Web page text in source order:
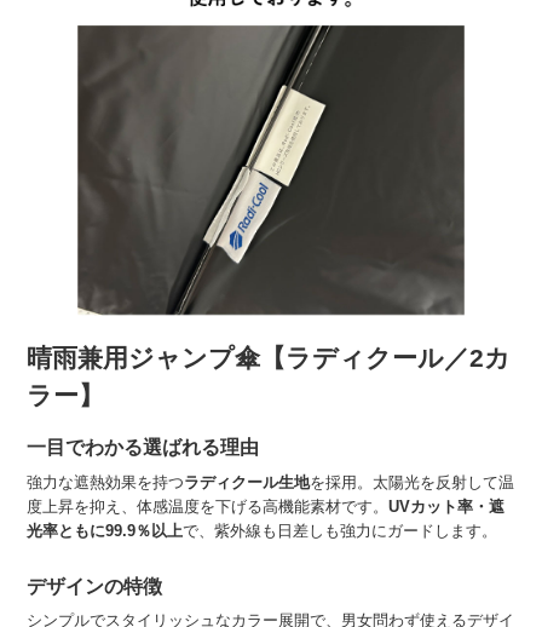
晴雨兼用ジャンプ傘【ラディクール／2カ
ラー】
一目でわかる選ばれる理由
強力な遮熱効果を持つラディクール生地を採用。太陽光を反射して温
度上昇を抑え、体感温度を下げる高機能素材です。UVカット率・遮
光率ともに99.9％以上で、紫外線も日差しも強力にガードします。
デザインの特徴
シンプルでスタイリッシュなカラー展開で、男女問わず使えるデザイ